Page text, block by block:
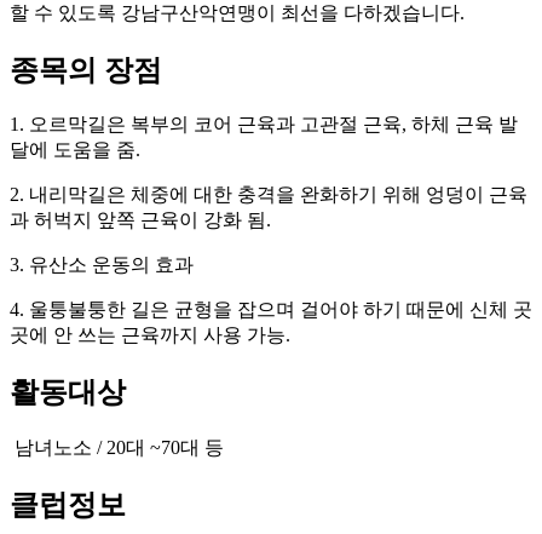
할 수 있도록 강남구산악연맹이 최선을 다하겠습니다.
종목의 장점
1. 오르막길은 복부의 코어 근육과 고관절 근육, 하체 근육 발
달에 도움을 줌.
2. 내리막길은 체중에 대한 충격을 완화하기 위해 엉덩이 근육
과 허벅지 앞쪽 근육이 강화 됨.
3. 유산소 운동의 효과
4. 울퉁불퉁한 길은 균형을 잡으며 걸어야 하기 때문에 신체 곳
곳에 안 쓰는 근육까지 사용 가능.
활동대상
남녀노소 / 20대 ~70대 등
클럽정보